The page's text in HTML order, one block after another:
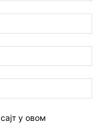
у овом